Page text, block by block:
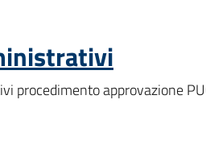
procedimento approvazione